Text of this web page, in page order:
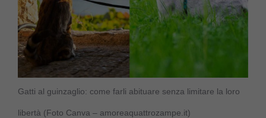
Gatti al guinzaglio: come farli abituare senza limitare la loro
libertà (Foto Canva – amoreaquattrozampe.it)